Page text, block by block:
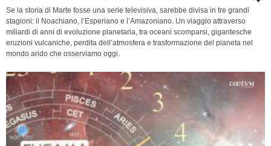
Se la storia di Marte fosse una serie televisiva, sarebbe divisa in tre grandi
stagioni: il Noachiano, l’Esperiano e l’Amazoniano. Un viaggio attraverso
miliardi di anni di evoluzione planetaria, tra oceani scomparsi, gigantesche
eruzioni vulcaniche, perdita dell’atmosfera e trasformazione del pianeta nel
mondo arido che osserviamo oggi.